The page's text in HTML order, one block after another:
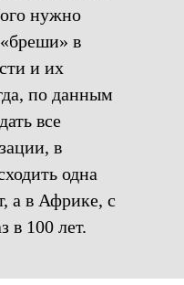
нужно
в
и их
по данным
все
в
одна
а в Африке, с
в 100 лет.